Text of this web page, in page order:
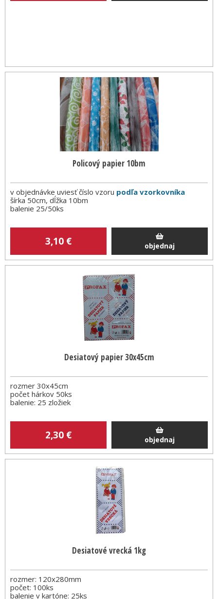
Policový papier 10bm
v objednávke uviesť číslo vzoru podľa vzorkovníka
šírka 50cm, dĺžka 10bm
balenie 25/50ks
3,10 € objednaj
Desiatový papier 30x45cm
rozmer 30x45cm
počet hárkov 50ks
balenie: 25 zložiek
2,30 € objednaj
Desiatové vrecká 1kg
rozmer: 120x280mm
počet: 100ks
balenie v kartóne: 25ks